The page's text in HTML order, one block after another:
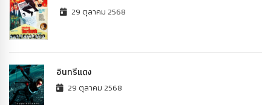
29 ตุลาคม 2568
อินทรีแดง
29 ตุลาคม 2568